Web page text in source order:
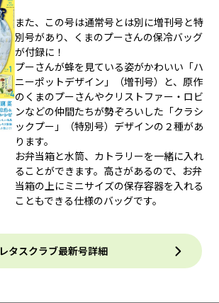
また、この号は通常号とは別に増刊号と特
別号があり、くまのプーさんの保冷バッグ
が付録に！
プーさんが蜂を見ている姿がかわいい「ハ
ニーポットデザイン」（増刊号）と、原作
のくまのプーさんやクリストファー・ロビ
ンなどの仲間たちが勢ぞろいした「クラシ
ックプー」（特別号）デザインの２種があ
ります。
お弁当箱と水筒、カトラリーを一緒に入れ
ることができます。高さがあるので、お弁
当箱の上にミニサイズの保存容器を入れる
こともできる仕様のバッグです。
レタスクラブ最新号詳細